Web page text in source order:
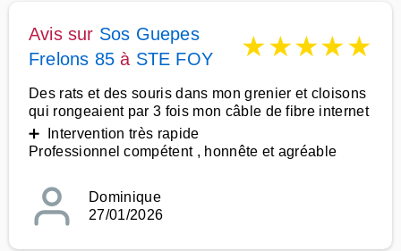
Avis sur Sos Guepes
Frelons 85 à STE FOY ★★★★★
Des rats et des souris dans mon grenier et cloisons
qui rongeaient par 3 fois mon câble de fibre internet
➕ Intervention très rapide
Professionnel compétent , honnête et agréable
Dominique
27/01/2026